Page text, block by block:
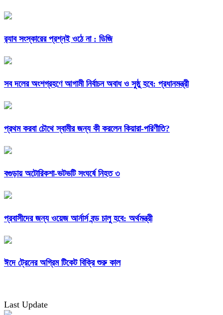
র‌্যাব সংস্কারের প্রশ্নই ওঠে না : ডিজি
সব দলের অংশগ্রহণে আগামী নির্বাচন অবাধ ও সুষ্ঠু হবে: প্রধানমন্ত্রী
প্রথম করবা চৌথে স্বামীর জন্য কী করলেন কিয়ারা-পরিণীতি?
বগুড়ায় অটোরিকশা-ভটভটি সংঘর্ষে নিহত ৩
প্রবাসীদের জন্য ওয়েজ আর্নার্স বন্ড চালু হবে: অর্থমন্ত্রী
ঈদে ট্রেনের অগ্রিম টিকেট বিক্রি শুরু কাল
Last Update